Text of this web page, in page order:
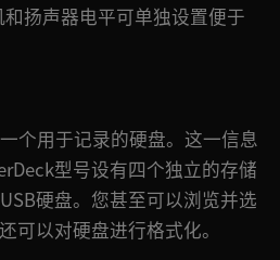
扬声器电平可单独设置便于
个用于记录的硬盘。这一信息
型号设有四个独立的存储
硬盘。您甚至可以浏览并选
可以对硬盘进行格式化。